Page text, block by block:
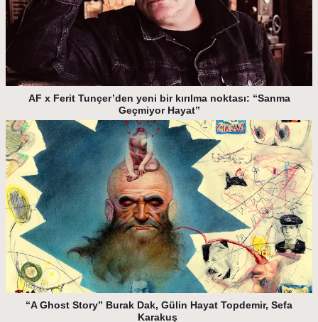
AF x Ferit Tunçer’den yeni bir kırılma noktası: “Sanma
Geçmiyor Hayat”
“A Ghost Story” Burak Dak, Gülin Hayat Topdemir, Sefa
Karakuş